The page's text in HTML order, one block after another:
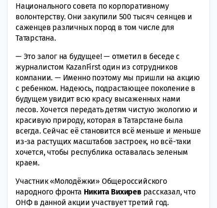
Национального совета по корпоративному
волонтерству. Они закупили 500 тысяч сеянцев и
саженцев различных пород в том числе для
Татарстана.
— Это залог на будущее! — отметил в беседе с
журналистом KazanFirst один из сотрудников
компании. — Именно поэтому мы пришли на акцию
с ребенком. Надеюсь, подрастающее поколение в
будущем увидит всю красу высаженных нами
лесов. Хочется передать детям чистую экологию и
красивую природу, которая в Татарстане была
всегда. Сейчас её становится всё меньше и меньше
из-за растущих масштабов застроек, но всё-таки
хочется, чтобы республика оставалась зеленым
краем.
Участник «Молодёжки» Общероссийского
народного фронта Никита Вихирев рассказал, что
ОНФ в данной акции участвует третий год.